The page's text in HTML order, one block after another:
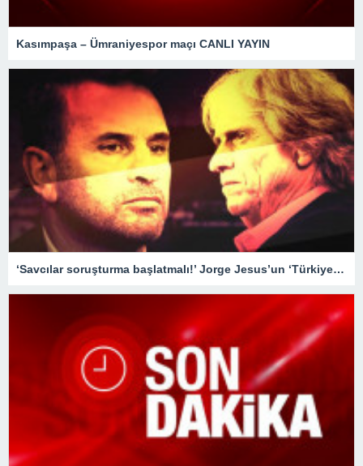
Kasımpaşa – Ümraniyespor maçı CANLI YAYIN
‘Savcılar soruşturma başlatmalı!’ Jorge Jesus’un ‘Türkiye’de maçlar sahada değil, masabaşında kazanılıyor’ sözleri tartışılmaya devam ediyor…